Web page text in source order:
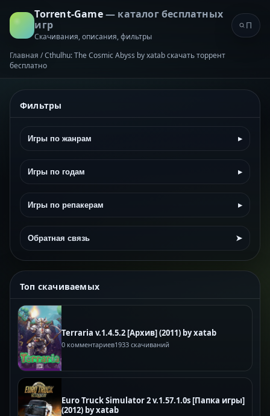
Torrent-Game— каталог бесплатных
игр
Скачивания, описания, фильтры
Главная /Cthulhu: The Cosmic Abyss by xatab скачать торрент
бесплатно
Фильтры
Игры по жанрам ▸
Игры по годам ▸
Игры по репакерам ▸
Обратная связь ➤
Топ скачиваемых
Terraria v.1.4.5.2 [Архив] (2011) by xatab
0 комментариев1933 скачиваний
Euro Truck Simulator 2 v.1.57.1.0s [Папка игры]
(2012) by xatab